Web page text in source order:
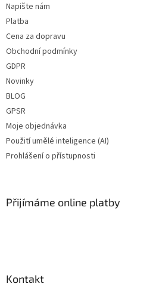
Napište nám
Platba
Cena za dopravu
Obchodní podmínky
GDPR
Novinky
BLOG
GPSR
Moje objednávka
Použití umělé inteligence (AI)
Prohlášení o přístupnosti
Přijímáme online platby
Kontakt